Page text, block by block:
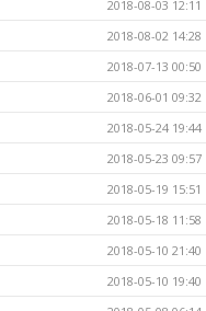
2018-08-03 12:11
2018-08-02 14:28
2018-07-13 00:50
2018-06-01 09:32
2018-05-24 19:44
2018-05-23 09:57
2018-05-19 15:51
2018-05-18 11:58
2018-05-10 21:40
2018-05-10 19:40